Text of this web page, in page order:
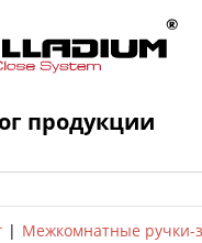
Каталог
продукции
Межкомнатные ручки-